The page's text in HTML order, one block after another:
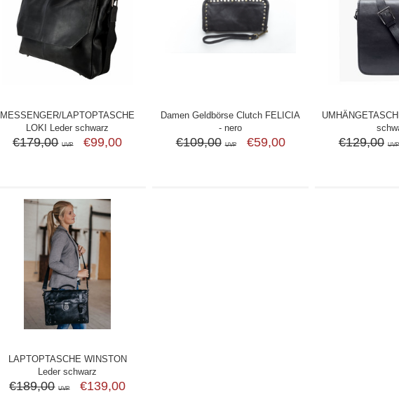
MESSENGER/LAPTOPTASCHE
LOKI Leder schwarz
€179,00 UVP €99,00
Damen Geldbörse Clutch FELICIA
- nero
€109,00 UVP €59,00 €129,00 UVP
LAPTOPTASCHE WINSTON
Leder schwarz
€189,00 UVP €139,00